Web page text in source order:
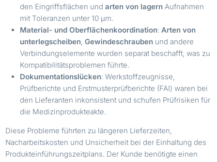
den Eingriffsflächen undarten von lagern Aufnahmen
mit Toleranzen unter 10 µm.
Material- und Oberflächenkoordination: Arten von
unterlegscheiben ,Gewindeschrauben und andere
Verbindungselemente wurden separat beschafft, was zu
Kompatibilitätsproblemen führte.
Dokumentationslücken: Werkstoffzeugnisse,
Prüfberichte und Erstmusterprüfberichte (FAI) waren bei
den Lieferanten inkonsistent und schufen Prüfrisiken für
die Medizinprodukteakte.
Diese Probleme führten zu längeren Lieferzeiten,
Nacharbeitskosten und Unsicherheit bei der Einhaltung des
Produkteinführungszeitplans. Der Kunde benötigte einen